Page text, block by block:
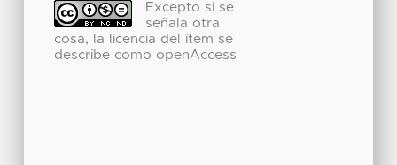
Excepto si se
señala otra
cosa, la licencia del ítem se
describe como openAccess